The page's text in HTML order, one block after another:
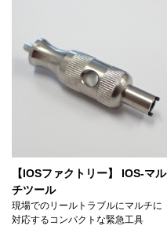
【IOSファクトリー】 IOS-マル
チツール
現場でのリールトラブルにマルチに
対応するコンパクトな緊急工具